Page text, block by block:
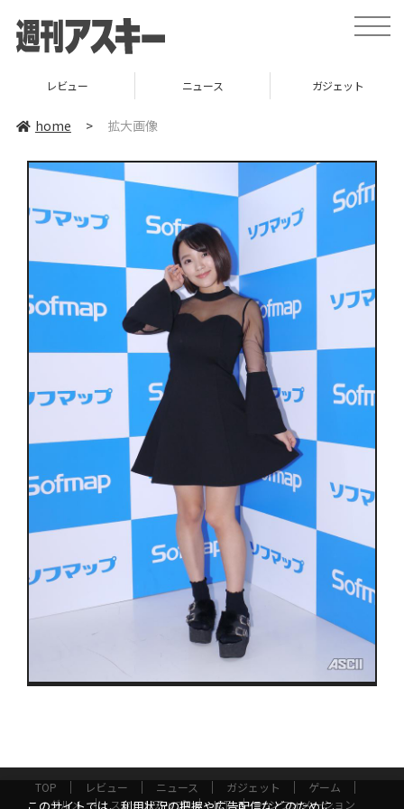
toggle
レビュー ニュース ガジェット
home > 拡大画像
TOP レビュー ニュース ガジェット
ゲーム
グルメ
スタートアップ ICT インフォメーション